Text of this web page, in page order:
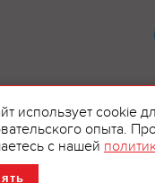
использует cookie
опыта.
с нашей